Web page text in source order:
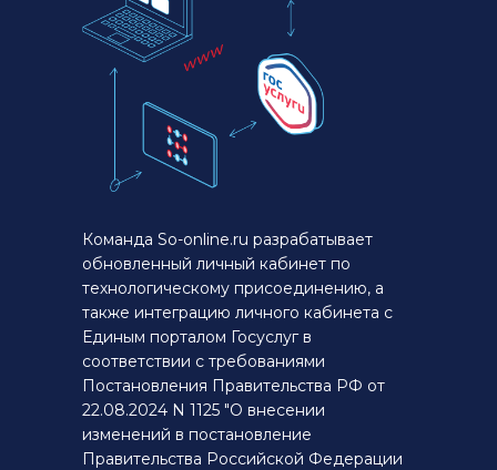
Команда So-online.ru разрабатывает
обновленный личный кабинет по
технологическому присоединению, а
также интеграцию личного кабинета с
Единым порталом Госуслуг в
соответствии с требованиями
Постановления Правительства РФ от
22.08.2024 N 1125 "О внесении
изменений в постановление
Правительства Российской Федерации